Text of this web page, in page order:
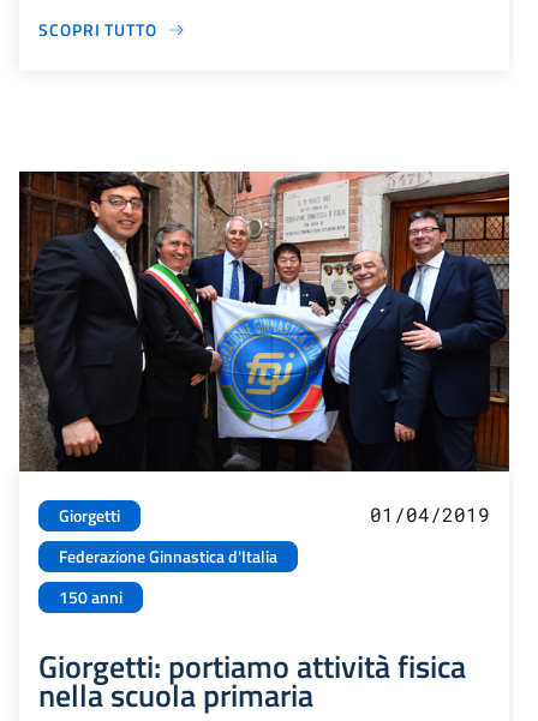
SCOPRI TUTTO
Giorgetti
Federazione Ginnastica d'Italia
150 anni
01/04/2019
Giorgetti: portiamo attività fisica
nella scuola primaria